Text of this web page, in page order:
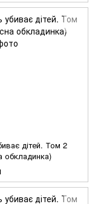
дітей. Том 2
обкладинка)